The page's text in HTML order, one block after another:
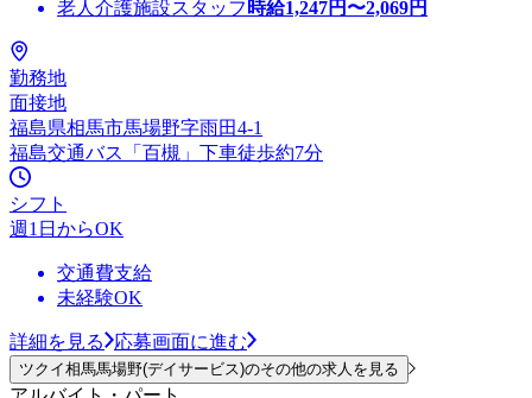
老人介護施設スタッフ 時給1,247円〜2,069円
勤務地
面接地
福島県相馬市馬場野字雨田4-1
福島交通バス「百槻」下車徒歩約7分
シフト
週1日からOK
交通費支給
未経験OK
詳細を見る 応募画面に進む
ツクイ相馬馬場野(デイサービス)のその他の求人を見る